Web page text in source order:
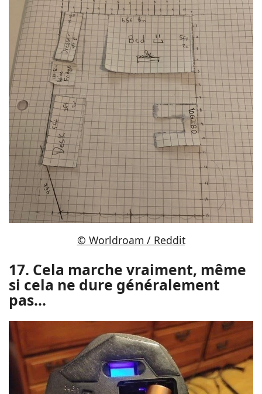
© Worldroam / Reddit
17. Cela marche vraiment, même
si cela ne dure généralement
pas...